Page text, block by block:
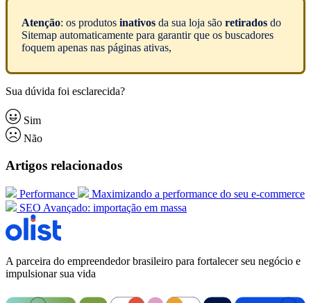
Atenção: os produtos inativos da sua loja são retirados do
Sitemap automaticamente para garantir que os buscadores
foquem apenas nas páginas ativas,
Sua dúvida foi esclarecida?
Sim
Não
Artigos relacionados
Performance
Maximizando a performance do seu e-commerce
SEO Avançado: importação em massa
A parceira do empreendedor brasileiro para fortalecer seu negócio e
impulsionar sua vida